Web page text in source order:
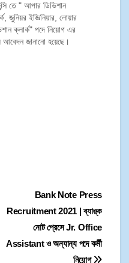
তে " আপার ডিভিশান
জুনিয়র ইজ্ঞিনিয়ার, লোয়ার
ক্লার্ক" পদে নিয়োগ এর
জানানো হয়েছে।
Bank Note Press
Recruitment 2021 | ব্যাঙ্ক
নোট প্রেসে Jr. Office
Assistant ও অন্যান্য পদে কর্মী
নিয়োগ